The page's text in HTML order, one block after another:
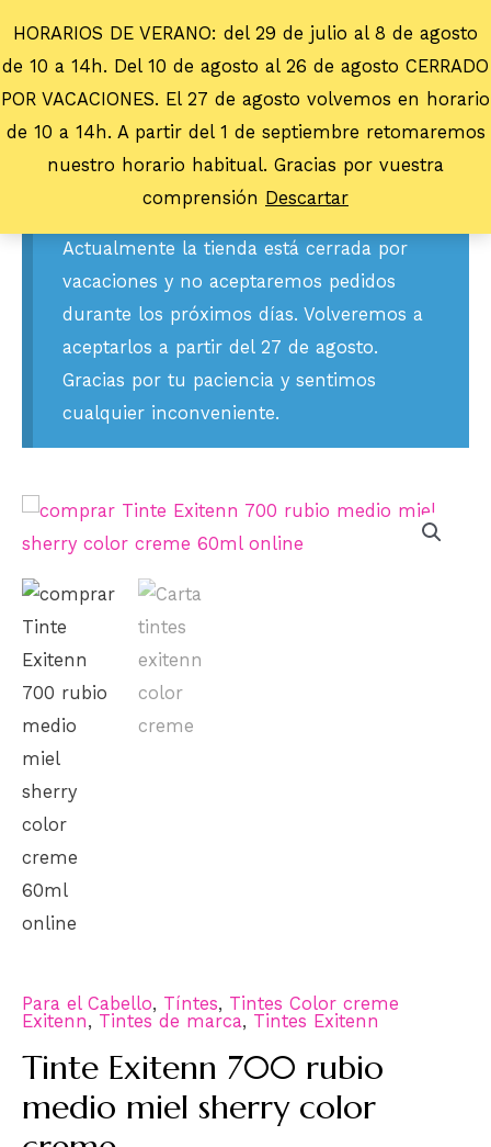
HORARIOS DE VERANO: del 29 de julio al 8 de agosto
de 10 a 14h. Del 10 de agosto al 26 de agosto CERRADO
POR VACACIONES. El 27 de agosto volvemos en horario
de 10 a 14h. A partir del 1 de septiembre retomaremos
nuestro horario habitual. Gracias por vuestra
comprensión Descartar
Actualmente la tienda está cerrada por
vacaciones y no aceptaremos pedidos
durante los próximos días. Volveremos a
aceptarlos a partir del 27 de agosto.
Gracias por tu paciencia y sentimos
cualquier inconveniente.
Para el Cabello, Tíntes, Tintes Color creme
Exitenn, Tintes de marca, Tintes Exitenn
Tinte Exitenn 700 rubio
medio miel sherry color